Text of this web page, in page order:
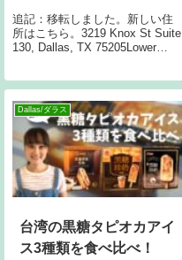
追記：移転しました。新しい住
所はこちら。3219 Knox St Suite
130, Dallas, TX 75205Lower
にも店舗ができたので
Dallas/ダラス
台湾の黒糖タピオカアイ
ス3種類を食べ比べ！